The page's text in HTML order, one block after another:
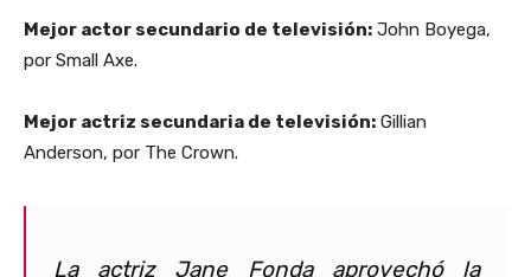
Mejor actor secundario de televisión: John Boyega,
por Small Axe.
Mejor actriz secundaria de televisión: Gillian
Anderson, por The Crown.
La actriz Jane Fonda aprovechó la